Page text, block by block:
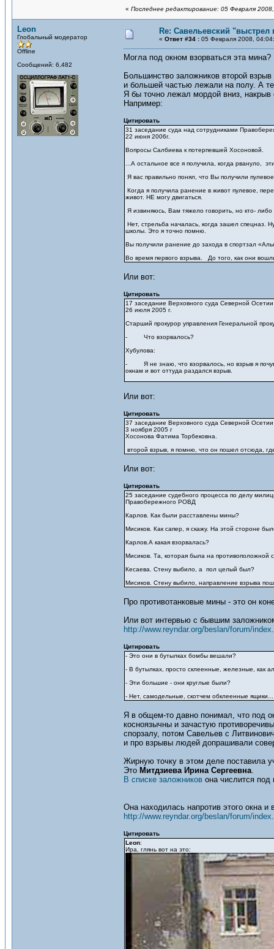
« Последнее редактирование: 05 Февраля
Leon
Глобальный модератор
Offline
Сообщений: 6,482
Re: Савельевский "выстрел
« Ответ #34 : 05 Февраля 2008,
Могла под окном взорваться эта мина?
Большинство заложников второй
и большей частью лежали на полу. А
Я бы точно лежал мордой вниз, накрыв
Например:
Цитировать
31 заседание суда над сотрудниками
22 июня 2006г.
Вопросы Салбиева к потерпевшей Хосоновой.
...А остальное все я получила, когда рвануло,
Я вас правильно понял, что Вы получили
Когда я получила ранение в живот пулевое,
живот. НЕ могу двигаться.
Я извиняюсь, Вам тяжело говорить, но кто- либо
Нет, стрельба началась, когда зашел
школы. Это я точно помню.
Вы получили ранение до захода в спортзал
Во время первого взрыва. До того, как они
Или вот:
Цитировать
17 заседание Верховного суда Северной
26 июля 2005 г.
Старший прокурор управления Генеральной
- Что взорвалось?
Хубулова:
- Я не знаю, что взорвалось, но взрыв я
окнам и вот оттуда раздался взрыв.
Или вот:
Цитировать
37 заседание Верховного суда Северной
3 ноября 2005 г
Хосонова Фатима Торбековна.
второй взрыв, я помню, что он пошел отсюда,
Или вот:
Цитировать
25 заседание судебного процесса по делу
Правобережного РОВД
Карлов. Как были расставлены мины?
Мисиков. Как сапер, я скажу. На этой стороне
Карлов.А какая взорвалась?
Мисиков. Та, которая была на противоположной
Кесаева. Стену выбило, а пол целый был?
Мисиков. Стену выбило, направление взрыва
Про противотанковые мины - это он
Или вот интервью c бывшим
http://www.reyndar.org/beslan/forum/
Цитировать
- Это они в бутылках бомбы вешали?
- В бутылках, просто склеенные, железные, как
- Эти большие - они круглые были?
- Нет, самодельные, скотчем обклеенные ящики...
Я в общем-то давно понимал, что под
косноязычны и зачастую
спорзалу, потом Савельев с
и про взрывы людей допрашивали
Жирную точку в этом деле поставила
Это Митдзиева Ирина Сергеевна.
В списке заложников она числится
Она находилась напротив этого окна
http://www.reyndar.org/beslan/forum/
Цитировать
Leon:
Ира, глянь вот на это: